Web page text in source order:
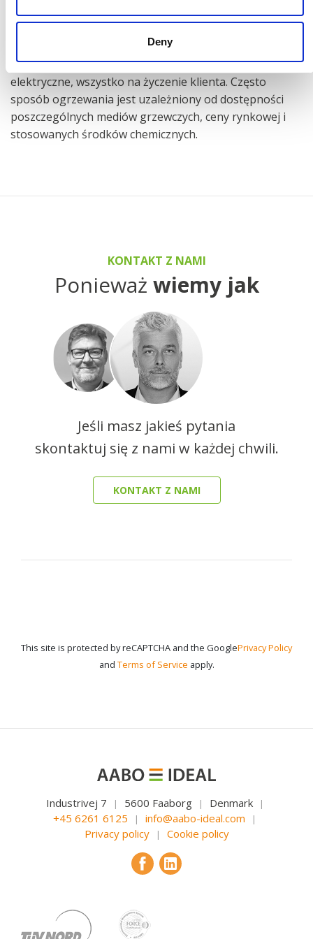
Deny
Ogrzewanie olejowe, gazowe, wodne, parowe lub
elektryczne, wszystko na życzenie klienta. Często
sposób ogrzewania jest uzależniony od dostępności
poszczególnych mediów grzewczych, ceny rynkowej i
stosowanych środków chemicznych.
KONTAKT Z NAMI
Ponieważ wiemy jak
Jeśli masz jakieś pytania
skontaktuj się z nami w każdej chwili.
KONTAKT Z NAMI
This site is protected by reCAPTCHA and the GooglePrivacy Policy
and Terms of Service apply.
Industrivej 7 | 5600 Faaborg | Denmark |
+45 6261 6125 | info@aabo-ideal.com |
Privacy policy | Cookie policy